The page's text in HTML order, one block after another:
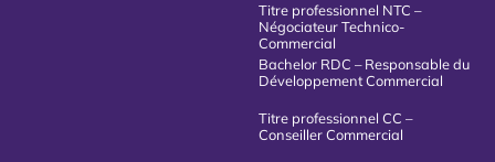
Titre professionnel NTC –
Négociateur Technico-
Commercial
Bachelor RDC – Responsable du
Développement Commercial
Titre professionnel CC –
Conseiller Commercial